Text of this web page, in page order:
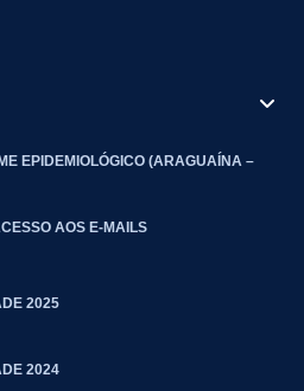
EPIDEMIOLÓGICO (ARAGUAÍNA –
AOS E-MAILS
2025
2024